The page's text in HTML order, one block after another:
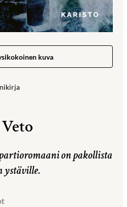
kuva
on pakollista
ystäville.